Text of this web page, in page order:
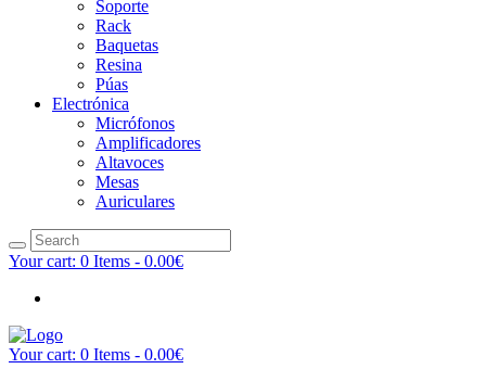
Soporte
Rack
Baquetas
Resina
Púas
Electrónica
Micrófonos
Amplificadores
Altavoces
Mesas
Auriculares
Your cart: 0 Items - 0.00€
Your cart: 0 Items - 0.00€